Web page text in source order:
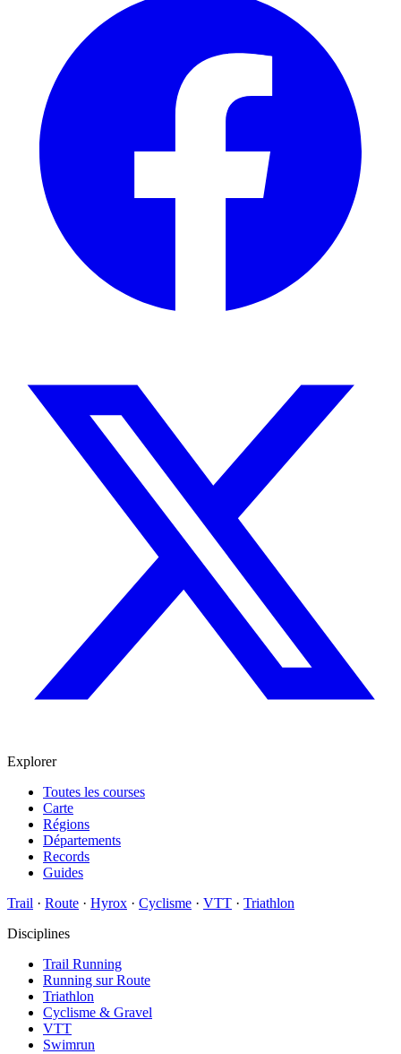
Explorer
Toutes les courses
Carte
Régions
Départements
Records
Guides
Trail · Route · Hyrox · Cyclisme · VTT · Triathlon
Disciplines
Trail Running
Running sur Route
Triathlon
Cyclisme & Gravel
VTT
Swimrun